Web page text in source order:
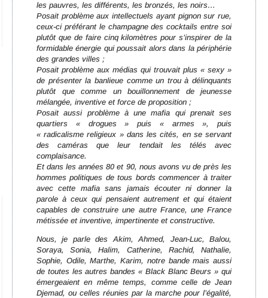
les pauvres, les différents, les bronzés, les noirs…
Posait problème aux intellectuels ayant pignon sur rue,
ceux-ci préférant le champagne des cocktails entre soi
plutôt que de faire cinq kilomètres pour s’inspirer de la
formidable énergie qui poussait alors dans la périphérie
des grandes villes ;
Posait problème aux médias qui trouvait plus « sexy »
de présenter la banlieue comme un trou à délinquants
plutôt que comme un bouillonnement de jeunesse
mélangée, inventive et force de proposition ;
Posait aussi problème à une mafia qui prenait ses
quartiers « drogues » puis « armes », puis
« radicalisme religieux » dans les cités, en se servant
des caméras que leur tendait les télés avec
complaisance.
Et dans les années 80 et 90, nous avons vu de près les
hommes politiques de tous bords commencer à traiter
avec cette mafia sans jamais écouter ni donner la
parole à ceux qui pensaient autrement et qui étaient
capables de construire une autre France, une France
métissée et inventive, impertinente et constructive.
Nous, je parle des Akim, Ahmed, Jean-Luc, Balou,
Soraya, Sonia, Halim, Catherine, Rachid, Nathalie,
Sophie, Odile, Marthe, Karim, notre bande mais aussi
de toutes les autres bandes « Black Blanc Beurs»qui
émergeaient en même temps, comme celle de Jean
Djemad, ou celles réunies par la marche pour l’égalité,